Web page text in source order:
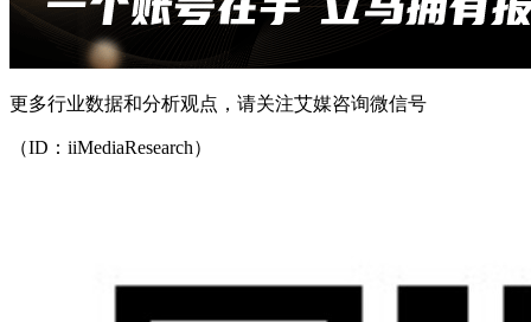
更多行业数据和分析观点，请关注艾媒咨询微信号
（ID：iiMediaResearch）